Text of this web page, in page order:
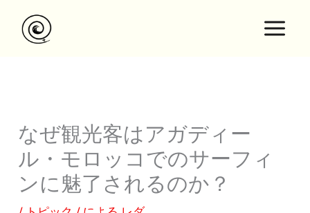
なぜ観光客はアガディー
ル・モロッコでのサーフィ
ンに魅了されるのか？